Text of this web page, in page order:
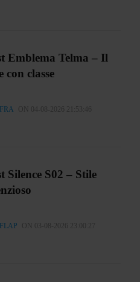
Emblema Telma – Il
con classe
FRA ON 04-08-2026 21:53:46
Silence S02 – Stile
FLAP ON 03-08-2026 23:00:27